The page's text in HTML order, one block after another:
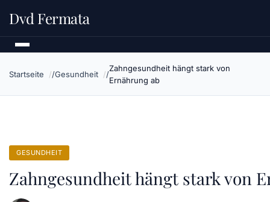
Dvd Fermata
Startseite Gesundheit
Zahngesundheit hängt stark von
Ernährung ab
GESUNDHEIT
Zahngesundheit hängt stark von